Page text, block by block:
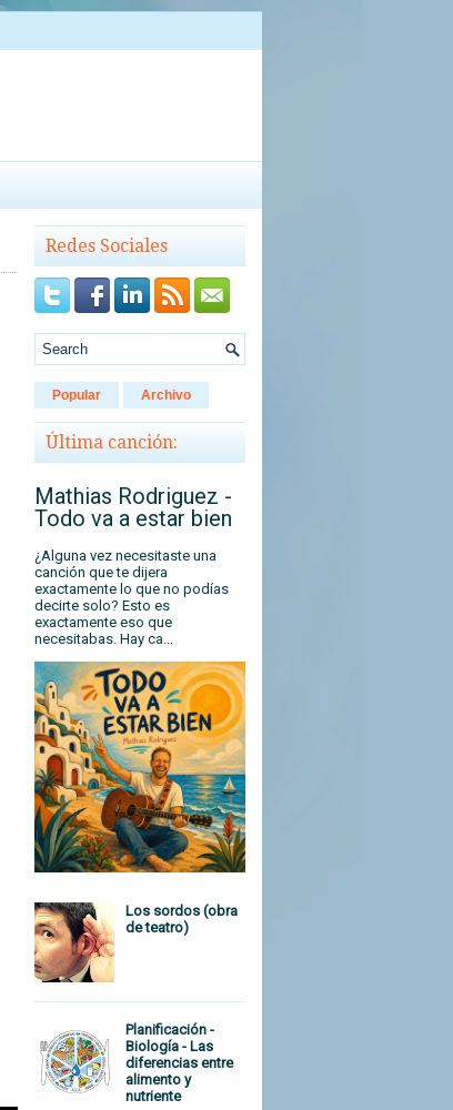
Redes Sociales
Popular Archivo
Última canción:
Mathias Rodriguez -
Todo va a estar bien
¿Alguna vez necesitaste una
canción que te dijera
exactamente lo que no podías
decirte solo? Esto es
exactamente eso que
necesitabas. Hay ca...
Los sordos (obra
de teatro)
Planificación -
Biología - Las
diferencias entre
alimento y
nutriente